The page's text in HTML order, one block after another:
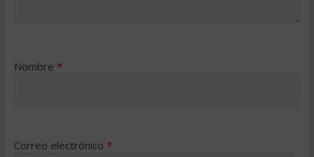
Nombre *
Correo electrónico *